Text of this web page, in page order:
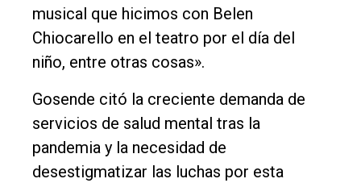
musical que hicimos con Belen
Chiocarello en el teatro por el día del
niño, entre otras cosas».
Gosende citó la creciente demanda de
servicios de salud mental tras la
pandemia y la necesidad de
desestigmatizar las luchas por esta